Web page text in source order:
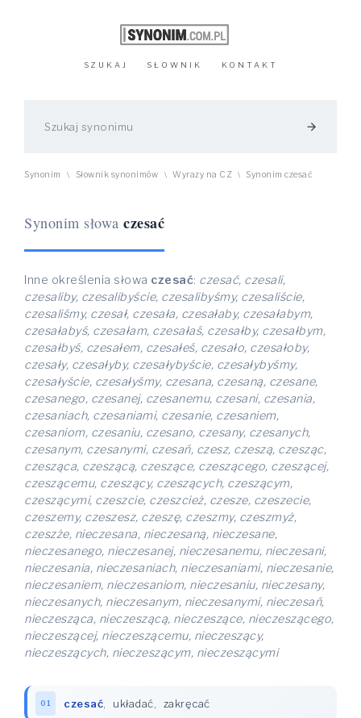
SZUKAJ SŁOWNIK KONTAKT
arrow_forward
Synonim \ Słownik synonimów \ Wyrazy na CZ \ Synonim czesać
Synonim słowa czesać
Inne określenia słowa czesać: czesać, czesali,
czesaliby, czesalibyście, czesalibyśmy, czesaliście,
czesaliśmy, czesał, czesała, czesałaby, czesałabym,
czesałabyś, czesałam, czesałaś, czesałby, czesałbym,
czesałbyś, czesałem, czesałeś, czesało, czesałoby,
czesały, czesałyby, czesałybyście, czesałybyśmy,
czesałyście, czesałyśmy, czesana, czesaną, czesane,
czesanego, czesanej, czesanemu, czesani, czesania,
czesaniach, czesaniami, czesanie, czesaniem,
czesaniom, czesaniu, czesano, czesany, czesanych,
czesanym, czesanymi, czesań, czesz, czeszą, czesząc,
czesząca, czeszącą, czeszące, czeszącego, czeszącej,
czeszącemu, czeszący, czeszących, czeszącym,
czeszącymi, czeszcie, czeszcież, czesze, czeszecie,
czeszemy, czeszesz, czeszę, czeszmy, czeszmyż,
czeszże, nieczesana, nieczesaną, nieczesane,
nieczesanego, nieczesanej, nieczesanemu, nieczesani,
nieczesania, nieczesaniach, nieczesaniami, nieczesanie,
nieczesaniem, nieczesaniom, nieczesaniu, nieczesany,
nieczesanych, nieczesanym, nieczesanymi, nieczesań,
nieczesząca, nieczeszącą, nieczeszące, nieczeszącego,
nieczeszącej, nieczeszącemu, nieczeszący,
nieczeszących, nieczeszącym, nieczeszącymi
01 czesać układać zakręcać